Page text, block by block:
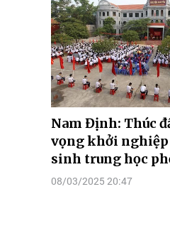
Nam Định: Thúc
vọng khởi
sinh trung học
08/03/2025 20:47